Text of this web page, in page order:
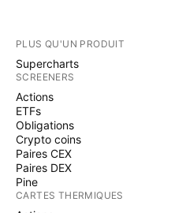
PLUS QU'UN PRODUIT
Supercharts
SCREENERS
Actions
ETFs
Obligations
Crypto coins
Paires CEX
Paires DEX
Pine
CARTES THERMIQUES